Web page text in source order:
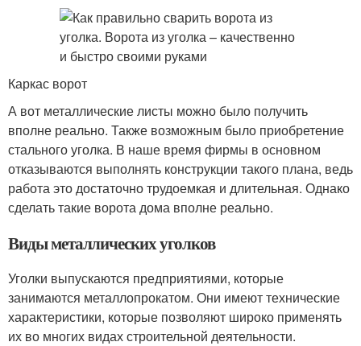
Каркас ворот
А вот металлические листы можно было получить
вполне реально. Также возможным было приобретение
стального уголка. В наше время фирмы в основном
отказываются выполнять конструкции такого плана, ведь
работа это достаточно трудоемкая и длительная. Однако
сделать такие ворота дома вполне реально.
Виды металлических уголков
Уголки выпускаются предприятиями, которые
занимаются металлопрокатом. Они имеют технические
характеристики, которые позволяют широко применять
их во многих видах строительной деятельности.